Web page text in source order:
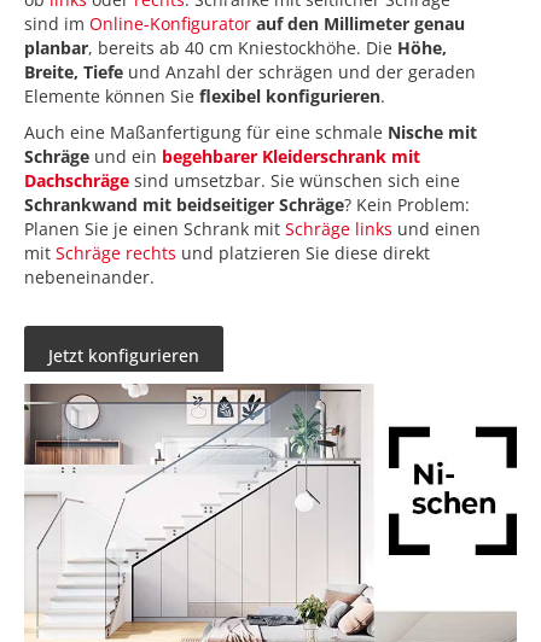
sind im Online-Konfigurator auf den Millimeter genau
planbar, bereits ab 40 cm Kniestockhöhe. Die Höhe,
Breite, Tiefe und Anzahl der schrägen und der geraden
Elemente können Sie flexibel konfigurieren.
Auch eine Maßanfertigung für eine schmale Nische mit
Schräge und ein begehbarer Kleiderschrank mit
Dachschräge sind umsetzbar. Sie wünschen sich eine
Schrankwand mit beidseitiger Schräge? Kein Problem:
Planen Sie je einen Schrank mit Schräge links und einen
mit Schräge rechts und platzieren Sie diese direkt
nebeneinander.
Jetzt konfigurieren